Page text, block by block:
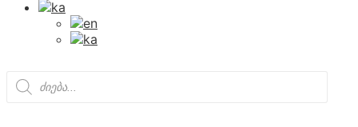
Products
search